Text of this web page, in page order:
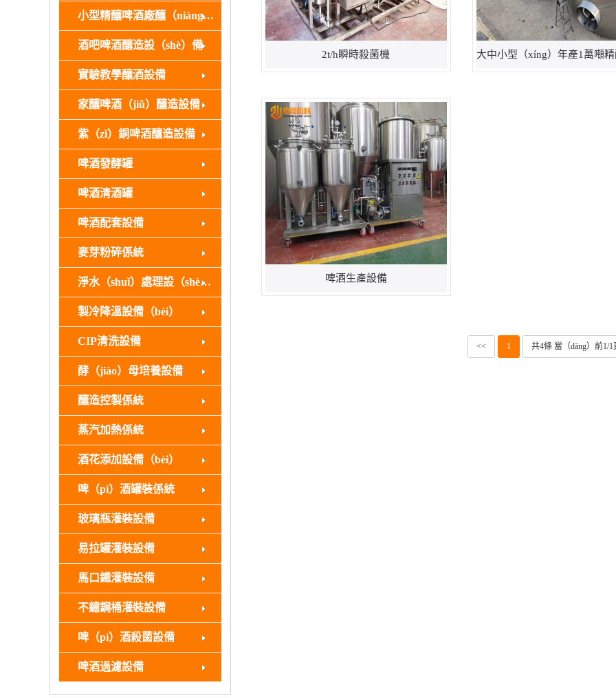
小型精釀啤酒廠釀（niàng）造（zào）設備
酒吧啤酒釀造設（shè）備
實驗教學釀酒設備
家釀啤酒（jiǔ）釀造設備
紫（zǐ）銅啤酒釀造設備
啤酒發酵罐
啤酒清酒罐
啤酒配套設備
麥芽粉碎係統
淨水（shuǐ）處理設（shè）備
製冷降溫設備（bèi）
CIP清洗設備
酵（jiào）母培養設備
釀造控製係統
蒸汽加熱係統
酒花添加設備（bèi）
啤（pí）酒罐裝係統
玻璃瓶灌裝設備
易拉罐灌裝設備
馬口鐵灌裝設備
不鏽鋼桶灌裝設備
啤（pí）酒殺菌設備
啤酒過濾設備
2t/h瞬時殺菌機
啤酒生產設備
<< 1 共4條 當（dāng）前1/1